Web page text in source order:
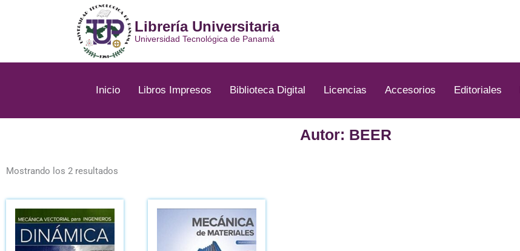
Librería Universitaria
Universidad Tecnológica de Panamá
Inicio Libros Impresos Biblioteca Digital Licencias Accesorios Editoriales
Autor: BEER
Mostrando los 2 resultados